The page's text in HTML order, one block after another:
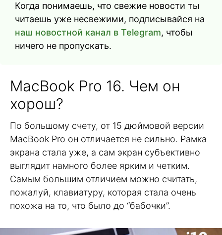
Когда понимаешь, что свежие новости ты
читаешь уже несвежими, подписывайся на
наш новостной канал в Telegram, чтобы
ничего не пропускать.
MacBook Pro 16. Чем он
хорош?
По большому счету, от 15 дюймовой версии
MacBook Pro он отличается не сильно. Рамка
экрана стала уже, а сам экран субъективно
выглядит намного более ярким и четким.
Самым большим отличием можно считать,
пожалуй, клавиатуру, которая стала очень
похожа на то, что было до “бабочки”.